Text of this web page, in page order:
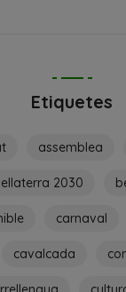
Etiquetes
assemblea
2030
carnaval
cavalcada